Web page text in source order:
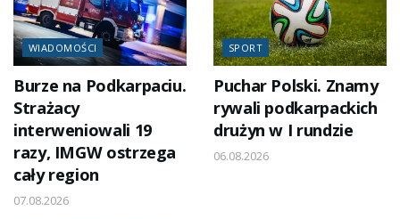
WIADOMOŚCI
Burze na Podkarpaciu.
Strażacy
interweniowali 19
razy, IMGW ostrzega
cały region
07.08.2026
SPORT
Puchar Polski. Znamy
rywali podkarpackich
drużyn w I rundzie
06.08.2026